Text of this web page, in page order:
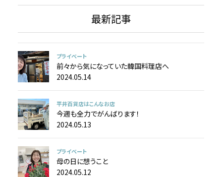
最新記事
プライベート
前々から気になっていた韓国料理店へ
2024.05.14
平井百貨店はこんなお店
今週も全力でがんばります！
2024.05.13
プライベート
母の日に想うこと
2024.05.12